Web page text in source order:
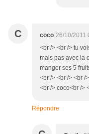
C coco 26/10/2011
<br /> <br /> tu
mais pas avec la
manger ses 5
<br /> <br /> <br /
<br /> coco<br />
Répondre